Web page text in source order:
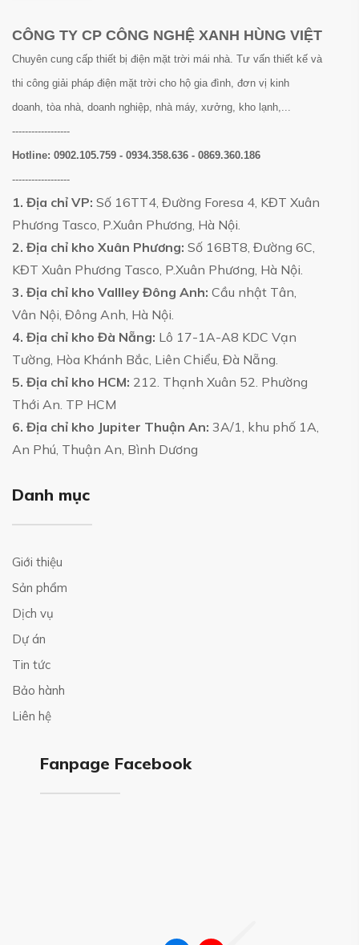
CÔNG TY CP CÔNG NGHỆ XANH HÙNG VIỆT
Chuyên cung cấp thiết bị điện mặt trời mái nhà. Tư vấn thiết kế và
thi công giải pháp điện mặt trời cho hộ gia đình, đơn vị kinh
doanh, tòa nhà, doanh nghiệp, nhà máy, xưởng, kho lạnh,...
------------------
Hotline: 0902.105.759 - 0934.358.636 - 0869.360.186
------------------
1. Địa chỉ VP: Số 16TT4, Đường Foresa 4, KĐT Xuân
Phương Tasco, P.Xuân Phương, Hà Nội.
2. Địa chỉ kho Xuân Phương: Số 16BT8, Đường 6C,
KĐT Xuân Phương Tasco, P.Xuân Phương, Hà Nội.
3. Địa chỉ kho Vallley Đông Anh: Cầu nhật Tân,
Vân Nội, Đông Anh, Hà Nội.
4. Địa chỉ kho Đà Nẵng: Lô 17-1A-A8 KDC Vạn
Tường, Hòa Khánh Bắc, Liên Chiểu, Đà Nẵng.
5. Địa chỉ kho HCM: 212. Thạnh Xuân 52. Phường
Thới An. TP HCM
6. Địa chỉ kho Jupiter Thuận An: 3A/1, khu phố 1A,
An Phú, Thuận An, Bình Dương
Danh mục
Giới thiệu
Sản phẩm
Dịch vụ
Dự án
Tin tức
Bảo hành
Liên hệ
Fanpage Facebook